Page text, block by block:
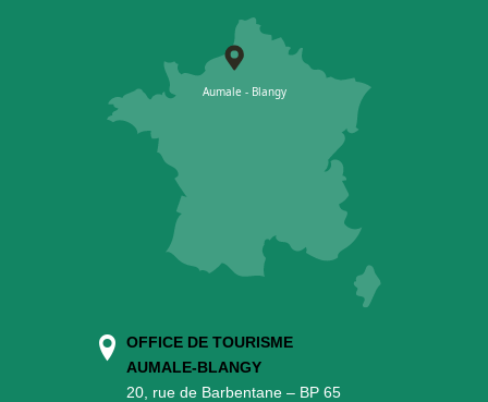
OFFICE DE TOURISME
AUMALE-BLANGY
20, rue de Barbentane – BP 65